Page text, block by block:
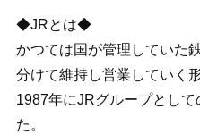
◆JRとは◆
かつては国が管理していた
分けて維持し営業していく
1987年にJRグループとし
た。